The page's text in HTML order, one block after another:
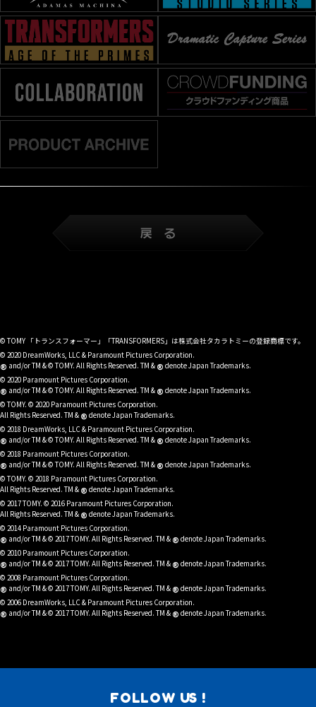
© TOMY 「トランスフォーマー」「TRANSFORMERS」は株式会社タカラトミーの登録商標です。
© 2020 DreamWorks, LLC & Paramount Pictures Corporation.
® and/or TM & © TOMY. All Rights Reserved. TM & ® denote Japan Trademarks.
© 2020 Paramount Pictures Corporation.
® and/or TM & © TOMY. All Rights Reserved. TM & ® denote Japan Trademarks.
© TOMY. © 2020 Paramount Pictures Corporation.
All Rights Reserved. TM & ® denote Japan Trademarks.
© 2018 DreamWorks, LLC & Paramount Pictures Corporation.
® and/or TM & © TOMY. All Rights Reserved. TM & ® denote Japan Trademarks.
© 2018 Paramount Pictures Corporation.
® and/or TM & © TOMY. All Rights Reserved. TM & ® denote Japan Trademarks.
© TOMY. © 2018 Paramount Pictures Corporation.
All Rights Reserved. TM & ® denote Japan Trademarks.
© 2017 TOMY. © 2016 Paramount Pictures Corporation.
All Rights Reserved. TM & ® denote Japan Trademarks.
© 2014 Paramount Pictures Corporation.
® and/or TM & © 2017 TOMY. All Rights Reserved. TM & ® denote Japan Trademarks.
© 2010 Paramount Pictures Corporation.
® and/or TM & © 2017 TOMY. All Rights Reserved. TM & ® denote Japan Trademarks.
© 2008 Paramount Pictures Corporation.
® and/or TM & © 2017 TOMY. All Rights Reserved. TM & ® denote Japan Trademarks.
© 2006 DreamWorks, LLC & Paramount Pictures Corporation.
® and/or TM & © 2017 TOMY. All Rights Reserved. TM & ® denote Japan Trademarks.
FOLLOW US !